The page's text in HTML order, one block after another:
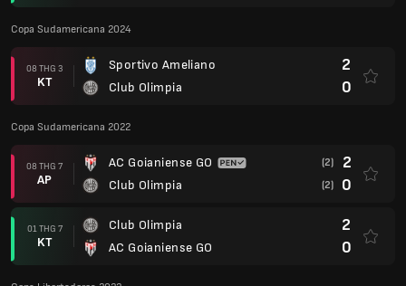
Copa Sudamericana 2024
08 THG 3
KT
Sportivo Ameliano
Club Olimpia
2
0
Copa Sudamericana 2022
08 THG 7
AP
AC Goianiense GO
Club Olimpia
(2) 2
(2) 0
01 THG 7
KT
Club Olimpia
AC Goianiense GO
2
0